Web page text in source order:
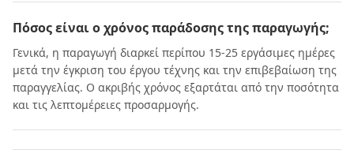
Πόσος είναι ο χρόνος παράδοσης της παραγωγής;
Γενικά, η παραγωγή διαρκεί περίπου 15-25 εργάσιμες ημέρες
μετά την έγκριση του έργου τέχνης και την επιβεβαίωση της
παραγγελίας. Ο ακριβής χρόνος εξαρτάται από την ποσότητα
και τις λεπτομέρειες προσαρμογής.